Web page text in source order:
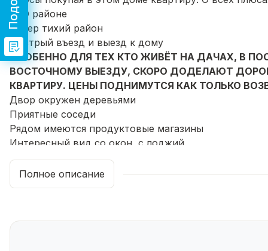
🌳 О районе
Супер тихий район
Быстрый въезд и выезд к дому
ОСОБЕННО ДЛЯ ТЕХ КТО ЖИВЁТ НА ДАЧАХ, В
ВОСТОЧНОМУ ВЫЕЗДУ, СКОРО ДОДЕЛАЮТ
КВАРТИРУ. ЦЕНЫ ПОДНИМУТСЯ КАК ТОЛЬКО
Двор окружен деревьями
Приятные соседи
Рядом имеются продуктовые магазины
Интересный вид со окон, с лоджий
3 мин и 2 остановки:
Молодёжный микрорайон
Микрорайон Северный-Посадский
чтобы провести свой ремонт. Я вам скажу и
Полное описание